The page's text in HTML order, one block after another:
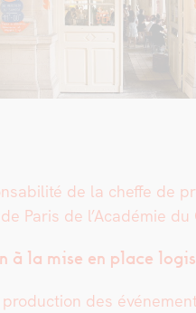
de la cheffe de
Paris de l’Académie
à la mise en place
des